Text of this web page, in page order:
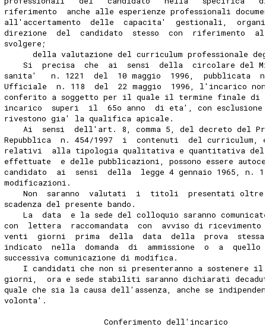
riferimento  anche alle esperienze professionali
all'accertamento  delle  capacita'  gestionali,
direzione  del  candidato  stesso  con  riferimento
svolgere;
della valutazione del curriculum professionale
Si  precisa  che  ai  sensi  della  circolare del
sanita'   n. 1221  del  10 maggio  1996,  pubblicata
Ufficiale  n. 118  del  22 maggio  1996, l'incarico
conferito a soggetto per il quale il termine finale di
incarico  superi  il  65o anno  di eta', con esclusione
rivestono gia' la qualifica apicale.
Ai  sensi  dell'art. 8, comma 5, del decreto del
Repubblica  n. 454/1997  i  contenuti  del curriculum,
relativi  alla tipologia qualitativa e quantitativa
effettuate  e delle pubblicazioni, possono essere
candidato  ai  sensi  della  legge 4 gennaio 1965, n.
modificazioni.
Non  saranno  valutati  i  titoli  presentati
scadenza del presente bando.
La  data  e la sede del colloquio saranno
con  lettera  raccomandata  con  avviso di ricevimento
venti  giorni  prima  della  data  della  prova
indicato  nella  domanda  di  ammissione  o  a
successiva comunicazione di modifica.
I candidati che non si presenteranno a sostenere
giorni,  ora e sede stabiliti saranno dichiarati
quale che sia la causa dell'assenza, anche se
volonta'.
                     Conferimento dell'incarico